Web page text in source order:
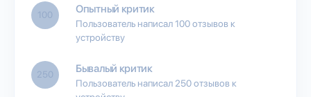
100 Опытный критик
Пользователь написал 100 отзывов к
устройству
250 Бывалый критик
Пользователь написал 250 отзывов к